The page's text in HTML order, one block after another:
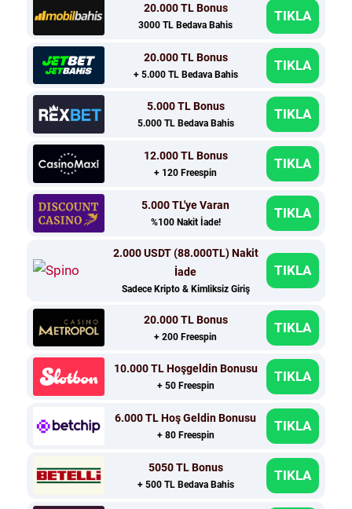
20.000 TL Bonus
3000 TL Bedava Bahis
TIKLA
20.000 TL Bonus
+ 5.000 TL Bedava Bahis
TIKLA
5.000 TL Bonus
5.000 TL Bedava Bahis
TIKLA
12.000 TL Bonus
+ 120 Freespin
TIKLA
5.000 TL'ye Varan
%100 Nakit İade!
TIKLA
2.000 USDT (88.000TL) Nakit
İade
Sadece Kripto & Kimliksiz Giriş
TIKLA
20.000 TL Bonus
+ 200 Freespin
TIKLA
10.000 TL Hoşgeldin Bonusu
+ 50 Freespin
TIKLA
6.000 TL Hoş Geldin Bonusu
+ 80 Freespin
TIKLA
5050 TL Bonus
+ 500 TL Bedava Bahis
TIKLA